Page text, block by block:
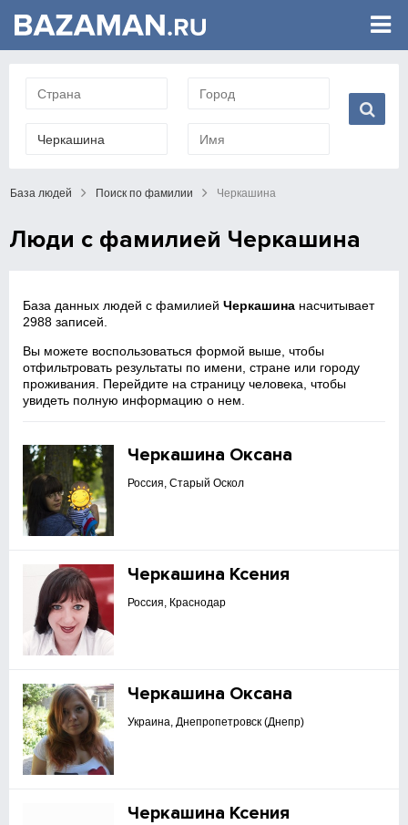
База людей Поиск по фамилии Черкашина
Люди с фамилией Черкашина
База данных людей с фамилиейЧеркашина насчитывает
2988 записей.
Вы можете воспользоваться формой выше, чтобы
отфильтровать результаты по имени, стране или городу
проживания. Перейдите на страницу человека, чтобы
увидеть полную информацию о нем.
Черкашина Оксана
Россия, Старый Оскол
Черкашина Ксения
Россия, Краснодар
Черкашина Оксана
Украина, Днепропетровск (Днепр)
Черкашина Ксения